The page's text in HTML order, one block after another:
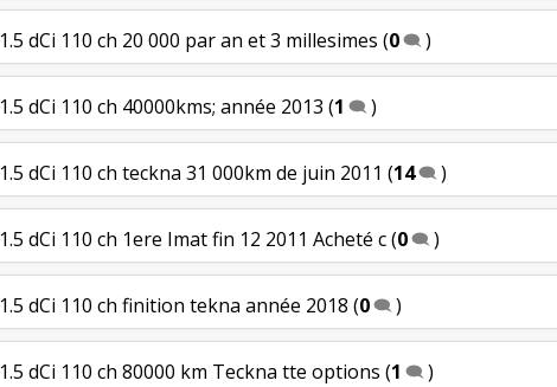
1.5 dCi 110 ch 20 000 par an et 3 millesimes (0 )
1.5 dCi 110 ch 40000kms; année 2013 (1 )
1.5 dCi 110 ch teckna 31 000km de juin 2011 (14 )
1.5 dCi 110 ch 1ere Imat fin 12 2011 Acheté c(0 )
1.5 dCi 110 ch finition tekna année 2018 (0 )
1.5 dCi 110 ch 80000 km Teckna tte options (1 )